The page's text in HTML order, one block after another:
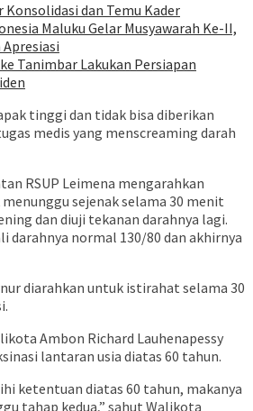
Konsolidasi dan Temu Kader
Maluku Gelar Musyawarah Ke-II,
Tanimbar Lakukan Persiapan
tinggi dan tidak bisa diberikan
medis yang menscreaming darah
RSUP Leimena mengarahkan
sejenak selama 30 menit
dan diuji tekanan darahnya lagi.
darahnya normal 130/80 dan akhirnya
diarahkan untuk istirahat selama 30
Ambon Richard Lauhenapessy
lantaran usia diatas 60 tahun.
ketentuan diatas 60 tahun, makanya
tahap kedua,” sahut Walikota